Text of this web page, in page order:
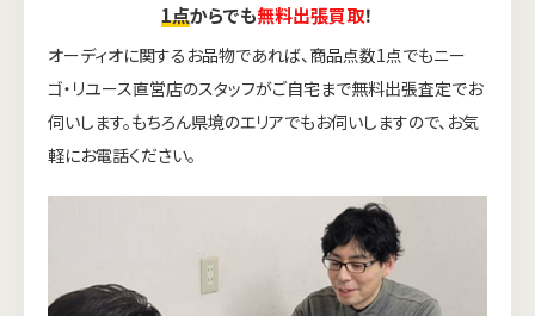
1点からでも無料出張買取！
オーディオに関するお品物であれば、商品点数1点でもニー
ゴ・リユース直営店のスタッフがご自宅まで無料出張査定でお
伺いします。もちろん県境のエリアでもお伺いしますので、お気
軽にお電話ください。